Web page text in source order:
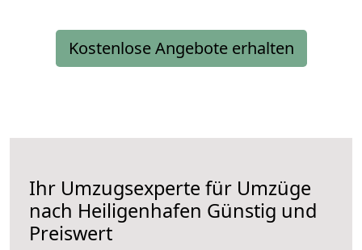
Kostenlose Angebote erhalten
Ihr Umzugsexperte für Umzüge
nach Heiligenhafen Günstig und
Preiswert